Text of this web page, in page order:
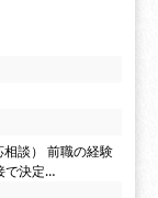
談） 前職の経験
で決定…